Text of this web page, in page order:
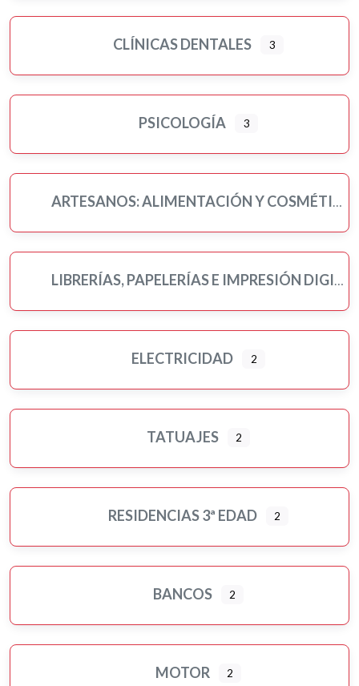
CLÍNICAS DENTALES 3
PSICOLOGÍA 3
ARTESANOS: ALIMENTACIÓN Y COSMÉTICA
LIBRERÍAS, PAPELERÍAS E IMPRESIÓN DIGITAL
ELECTRICIDAD 2
TATUAJES 2
RESIDENCIAS 3ª EDAD 2
BANCOS 2
MOTOR 2